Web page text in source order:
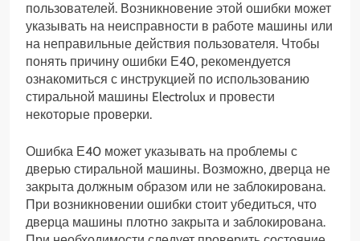
пользователей. Возникновение этой ошибки может
указывать на неисправности в работе машины или
на неправильные действия пользователя. Чтобы
понять причину ошибки Е40, рекомендуется
ознакомиться с инструкцией по использованию
стиральной машины Electrolux и провести
некоторые проверки.
Ошибка Е40 может указывать на проблемы с
дверью стиральной машины. Возможно, дверца не
закрыта должным образом или не заблокирована.
При возникновении ошибки стоит убедиться, что
дверца машины плотно закрыта и заблокирована.